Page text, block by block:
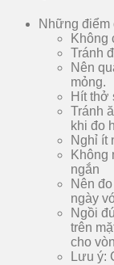
Những
Không
Tránh
Nên
mỏng.
Hít thở
Tránh
khi đo
Nghỉ ít
Không
ngắn
Nên
ngày
Ngồi
trên
cho
Lưu ý: